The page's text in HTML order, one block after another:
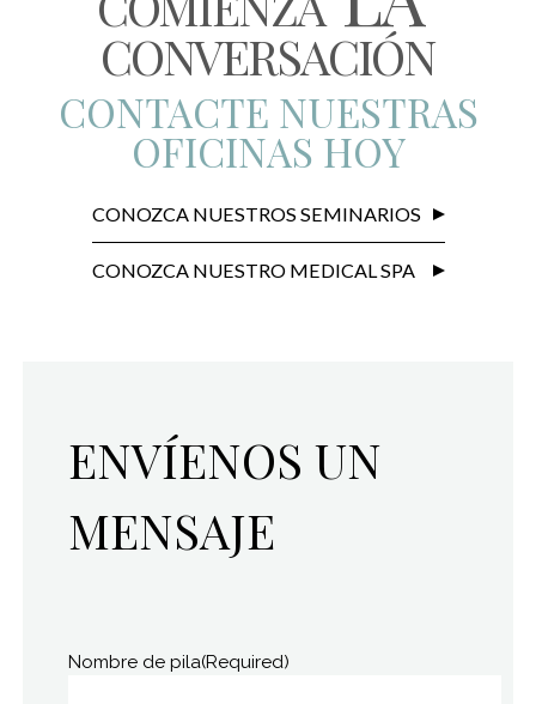
CONVERSACIÓN
CONTACTE NUESTRAS
OFICINAS HOY
CONOZCA NUESTROS SEMINARIOS
CONOZCA NUESTRO MEDICAL SPA
ENVÍENOS UN
MENSAJE
Nombre de pila(Required)